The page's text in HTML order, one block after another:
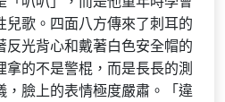
兒歌。四面八方傳來了刺耳的
反光背心和戴著白色安全帽的
的不是警棍，而是長長的測
，臉上的表情極度嚴肅。「違